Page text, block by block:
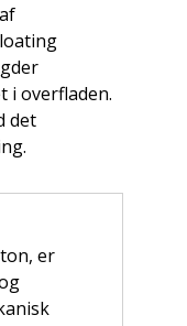
i overfladen.
det
er